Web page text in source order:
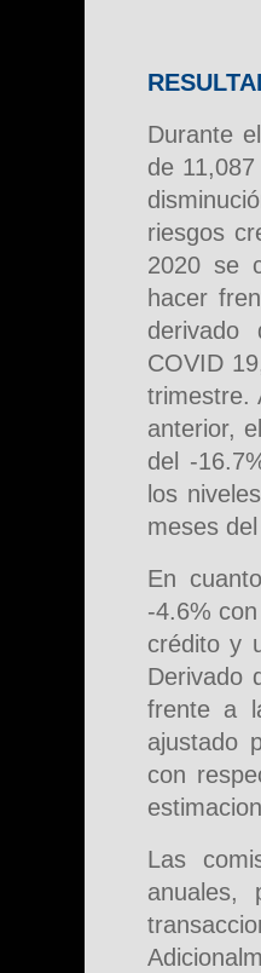
Durante
de
riesgos
2020 se
hacer
derivado
COVID
trimestre.
anterior,
del -
los
meses
En
-4.6%
crédito y
Derivado
frente a
ajustado
con
Las
anuales,